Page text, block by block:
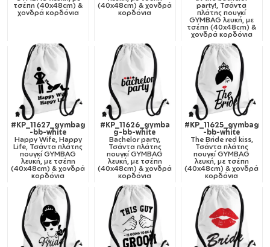
τσέπη (40x48cm) &
χονδρά κορδόνια
(40x48cm) & χονδρά
κορδόνια
party!, Τσάντα
πλάτης πουγκί
GYMBAG λευκή, με
τσέπη (40x48cm) &
χονδρά κορδόνια
#KP_11627_gymbag
-bb-white
Happy Wife, Happy
Life, Τσάντα πλάτης
πουγκί GYMBAG
λευκή, με τσέπη
(40x48cm) & χονδρά
κορδόνια
#KP_11626_gymba
g-bb-white
Bachelor party,
Τσάντα πλάτης
πουγκί GYMBAG
λευκή, με τσέπη
(40x48cm) & χονδρά
κορδόνια
#KP_11625_gymbag
-bb-white
The Bride red kiss,
Τσάντα πλάτης
πουγκί GYMBAG
λευκή, με τσέπη
(40x48cm) & χονδρά
κορδόνια